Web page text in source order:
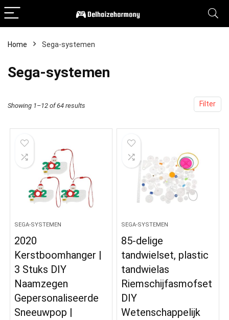
Home Sega-systemen
Sega-systemen
Filter
Showing 1–12 of 64 results
SEGA-SYSTEMEN
2020
Kerstboomhanger |
3 Stuks DIY
Naamzegen
Gepersonaliseerde
Sneeuwpop |
SEGA-SYSTEMEN
85-delige
tandwielset, plastic
tandwielas
Riemschijfasmofset
DIY
Wetenschappelijk